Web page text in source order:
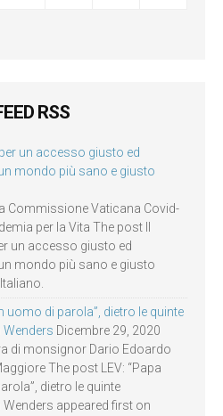
RSS
un accesso giusto ed
mondo più sano e giusto
Commissione Vaticana Covid-
per la Vita The post Il
un accesso giusto ed
mondo più sano e giusto
uomo di parola”, dietro le quinte
Wenders Dicembre 29, 2020
di monsignor Dario Edoardo
The post LEV: “Papa
dietro le quinte
appeared first on